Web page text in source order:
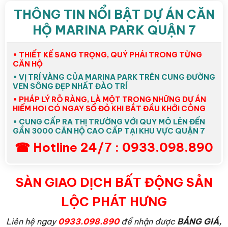
THÔNG TIN NỔI BẬT DỰ ÁN CĂN
HỘ MARINA PARK QUẬN 7
• THIẾT KẾ SANG TRỌNG, QUÝ PHÁI TRONG TỪNG
CĂN HỘ
• VỊ TRÍ VÀNG CỦA MARINA PARK TRÊN CUNG ĐƯỜNG
VEN SÔNG ĐẸP NHẤT ĐÀO TRÍ
• PHÁP LÝ RÕ RÀNG, LÀ MỘT TRONG NHỮNG DỰ ÁN
HIẾM HOI CÓ NGAY SỔ ĐỎ KHI BẮT ĐẦU KHỞI CÔNG
• CUNG CẤP RA THỊ TRƯỜNG VỚI QUY MÔ LÊN ĐẾN
GẦN 3000 CĂN HỘ CAO CẤP TẠI KHU VỰC QUẬN 7
☎ Hotline 24/7 : 0933.098.890
SÀN GIAO DỊCH BẤT ĐỘNG SẢN
LỘC PHÁT HƯNG
Liên hệ ngay 0933.098.890để nhận được BẢNG GIÁ,